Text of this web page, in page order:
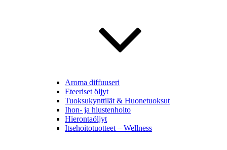
Aroma diffuuseri
Eteeriset öljyt
Tuoksukynttilät & Huonetuoksut
Ihon- ja hiustenhoito
Hierontaöljyt
Itsehoitotuotteet – Wellness